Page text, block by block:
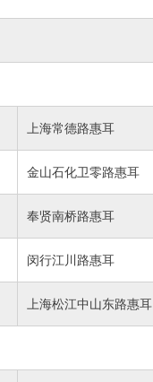
上海常德路惠耳
金山石化卫零路惠耳
奉贤南桥路惠耳
闵行江川路惠耳
上海松江中山东路惠耳